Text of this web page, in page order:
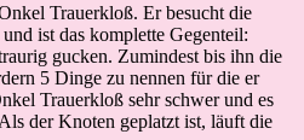
Trauerkloß. Er besucht die
ist das komplette Gegenteil:
gucken. Zumindest bis ihn die
5 Dinge zu nennen für die er
Trauerkloß sehr schwer und es
der Knoten geplatzt ist, läuft die